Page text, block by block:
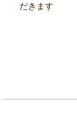
だきます